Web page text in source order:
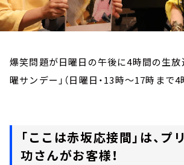
爆笑問題が日曜日の午後に4時間の生放
曜サンデー」（日曜日・13時～17時まで4
「ここは赤坂応接間」は、プ
功さんがお客様！